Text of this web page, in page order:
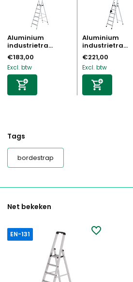
Aluminium
industrietra...
€183,00
Excl. btw
Aluminium
industrietra...
€221,00
Excl. btw
Tags
bordestrap
Net bekeken
EN-131